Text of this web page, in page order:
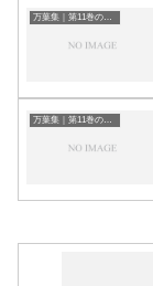
万葉集｜第11巻の和歌一覧
万葉集｜第11巻の和歌一覧